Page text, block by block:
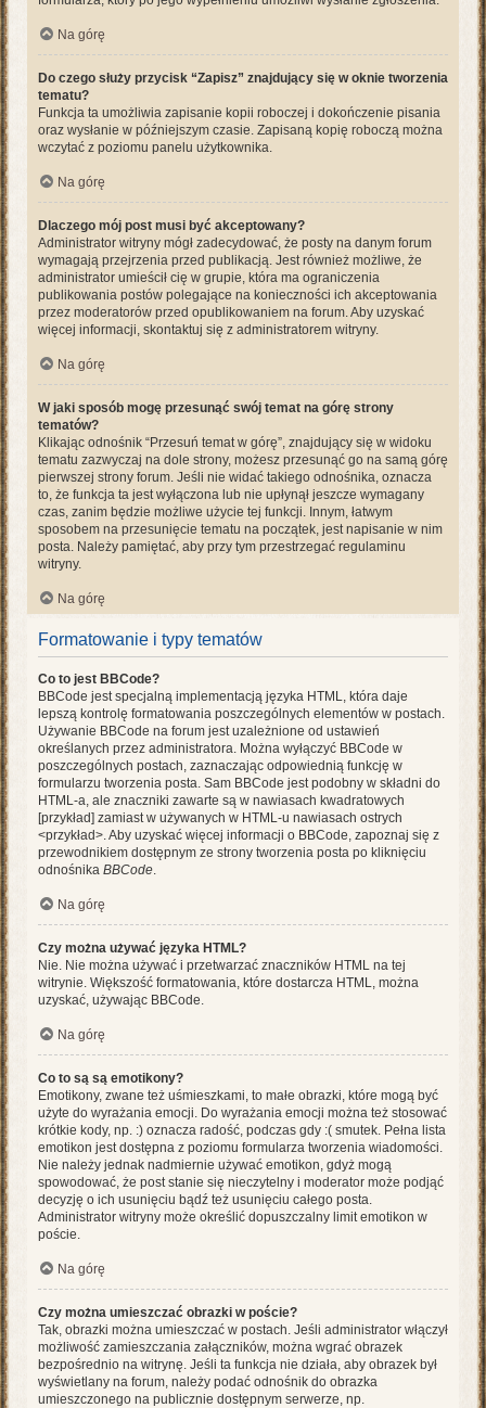
Na górę
Do czego służy przycisk “Zapisz” znajdujący się w oknie tworzenia
tematu?
Funkcja ta umożliwia zapisanie kopii roboczej i dokończenie pisania
oraz wysłanie w późniejszym czasie. Zapisaną kopię roboczą można
wczytać z poziomu panelu użytkownika.
Na górę
Dlaczego mój post musi być akceptowany?
Administrator witryny mógł zadecydować, że posty na danym forum
wymagają przejrzenia przed publikacją. Jest również możliwe, że
administrator umieścił cię w grupie, która ma ograniczenia
publikowania postów polegające na konieczności ich akceptowania
przez moderatorów przed opublikowaniem na forum. Aby uzyskać
więcej informacji, skontaktuj się z administratorem witryny.
Na górę
W jaki sposób mogę przesunąć swój temat na górę strony
tematów?
Klikając odnośnik “Przesuń temat w górę”, znajdujący się w widoku
tematu zazwyczaj na dole strony, możesz przesunąć go na samą górę
pierwszej strony forum. Jeśli nie widać takiego odnośnika, oznacza
to, że funkcja ta jest wyłączona lub nie upłynął jeszcze wymagany
czas, zanim będzie możliwe użycie tej funkcji. Innym, łatwym
sposobem na przesunięcie tematu na początek, jest napisanie w nim
posta. Należy pamiętać, aby przy tym przestrzegać regulaminu
witryny.
Na górę
Formatowanie i typy tematów
Co to jest BBCode?
BBCode jest specjalną implementacją języka HTML, która daje
lepszą kontrolę formatowania poszczególnych elementów w postach.
Używanie BBCode na forum jest uzależnione od ustawień
określanych przez administratora. Można wyłączyć BBCode w
poszczególnych postach, zaznaczając odpowiednią funkcję w
formularzu tworzenia posta. Sam BBCode jest podobny w składni do
HTML-a, ale znaczniki zawarte są w nawiasach kwadratowych
[przykład] zamiast w używanych w HTML-u nawiasach ostrych
<przykład>. Aby uzyskać więcej informacji o BBCode, zapoznaj się z
przewodnikiem dostępnym ze strony tworzenia posta po kliknięciu
odnośnika BBCode.
Na górę
Czy można używać języka HTML?
Nie. Nie można używać i przetwarzać znaczników HTML na tej
witrynie. Większość formatowania, które dostarcza HTML, można
uzyskać, używając BBCode.
Na górę
Co to są są emotikony?
Emotikony, zwane też uśmieszkami, to małe obrazki, które mogą być
użyte do wyrażania emocji. Do wyrażania emocji można też stosować
krótkie kody, np. :) oznacza radość, podczas gdy :( smutek. Pełna lista
emotikon jest dostępna z poziomu formularza tworzenia wiadomości.
Nie należy jednak nadmiernie używać emotikon, gdyż mogą
spowodować, że post stanie się nieczytelny i moderator może podjąć
decyzję o ich usunięciu bądź też usunięciu całego posta.
Administrator witryny może określić dopuszczalny limit emotikon w
poście.
Na górę
Czy można umieszczać obrazki w poście?
Tak, obrazki można umieszczać w postach. Jeśli administrator włączył
możliwość zamieszczania załączników, można wgrać obrazek
bezpośrednio na witrynę. Jeśli ta funkcja nie działa, aby obrazek był
wyświetlany na forum, należy podać odnośnik do obrazka
umieszczonego na publicznie dostępnym serwerze, np.